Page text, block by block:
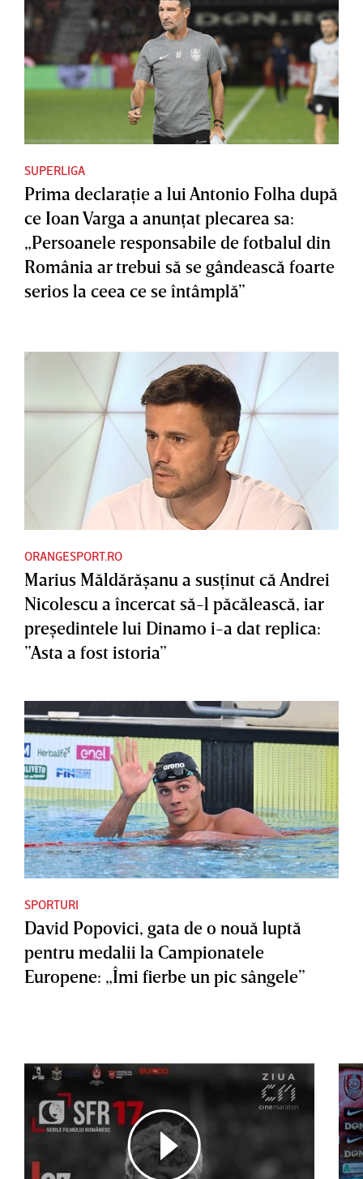
SUPERLIGA
Prima declaraţie a lui Antonio Folha după
ce Ioan Varga a anunţat plecarea sa:
„Persoanele responsabile de fotbalul din
România ar trebui să se gândească foarte
serios la ceea ce se întâmplă”
ORANGESPORT.RO
Marius Măldărăşanu a susţinut că Andrei
Nicolescu a încercat să-l păcălească, iar
preşedintele lui Dinamo i-a dat replica:
”Asta a fost istoria”
SPORTURI
David Popovici, gata de o nouă luptă
pentru medalii la Campionatele
Europene: „Îmi fierbe un pic sângele”